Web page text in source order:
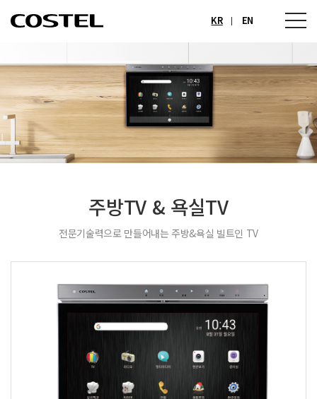
KR EN
주방TV & 욕실TV
전문기술력으로 만들어내는 주방&욕실 빌트인 TV